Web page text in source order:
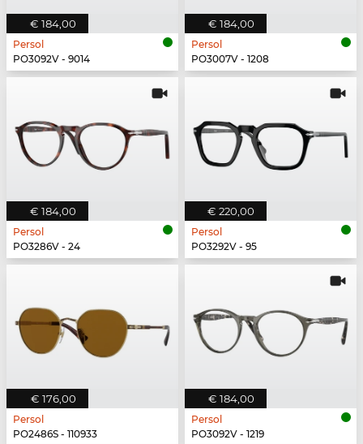
€ 184,00
Persol
PO3092V - 9014
€ 184,00
Persol
PO3007V - 1208
€ 184,00
Persol
PO3286V - 24
€ 220,00
Persol
PO3292V - 95
€ 176,00
Persol
PO2486S - 110933
€ 184,00
Persol
PO3092V - 1219